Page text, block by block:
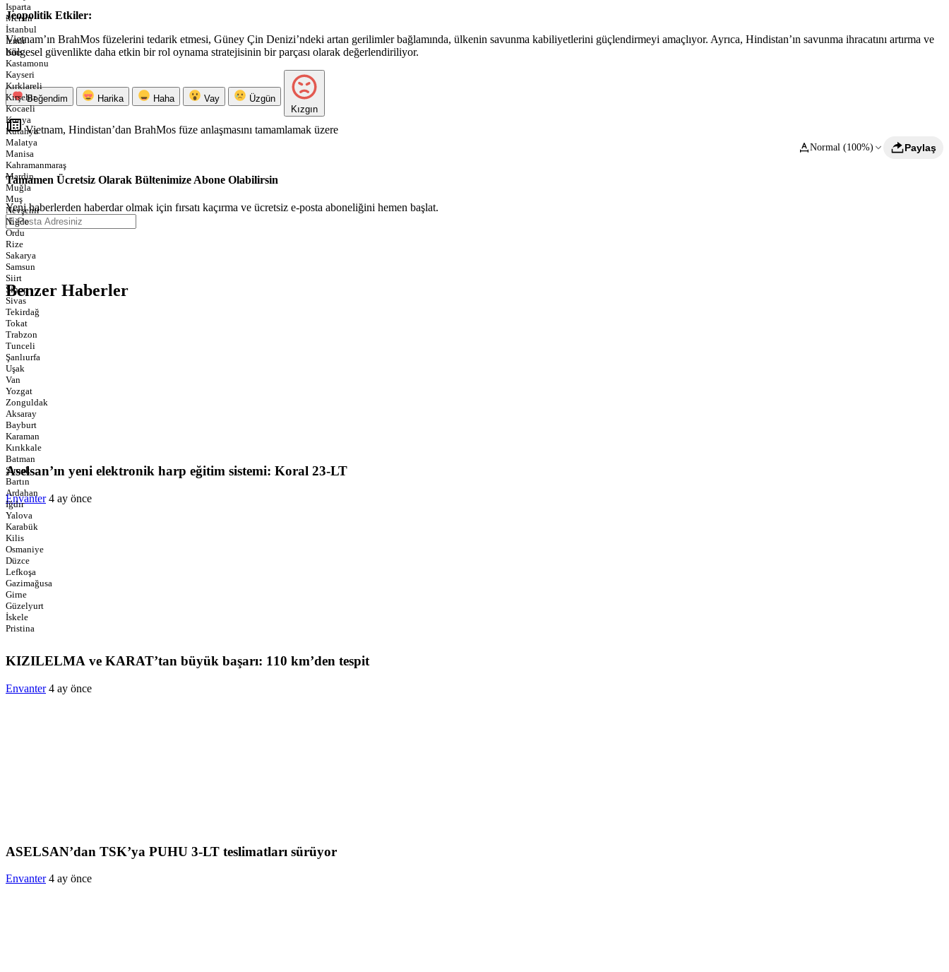
Isparta
Mersin
İstanbul
İzmir
Kars
Kastamonu
Kayseri
Kırklareli
Kırşehir
Kocaeli
Konya
Kütahya
Malatya
Manisa
Kahramanmaraş
Mardin
Muğla
Muş
Nevşehir
Niğde
Ordu
Rize
Sakarya
Samsun
Siirt
Sinop
Sivas
Tekirdağ
Tokat
Trabzon
Tunceli
Şanlıurfa
Uşak
Van
Yozgat
Zonguldak
Aksaray
Bayburt
Karaman
Kırıkkale
Batman
Şırnak
Bartın
Ardahan
Iğdır
Yalova
Karabük
Kilis
Osmaniye
Düzce
Lefkoşa
Gazimağusa
Girne
Güzelyurt
İskele
Pristina
Jeopolitik Etkiler:
Vietnam’ın BrahMos füzelerini tedarik etmesi, Güney Çin Denizi’ndeki artan gerilimler bağlamında, ülkenin savunma kabiliyetlerini güçlendirmeyi amaçlıyor. Ayrıca, Hindistan’ın savunma ihracatını artırma ve
bölgesel güvenlikte daha etkin bir rol oynama stratejisinin bir parçası olarak değerlendiriliyor.
Beğendim Harika Haha Vay
Üzgün
Kızgın
Vietnam, Hindistan’dan BrahMos füze anlaşmasını tamamlamak üzere
Normal (100%) Paylaş
Tamamen Ücretsiz Olarak Bültenimize Abone Olabilirsin
Yeni haberlerden haberdar olmak için fırsatı kaçırma ve ücretsiz e-posta aboneliğini hemen başlat.
Benzer Haberler
Aselsan’ın yeni elektronik harp eğitim sistemi: Koral 23-LT
Envanter 4 ay önce
KIZILELMA ve KARAT’tan büyük başarı: 110 km’den tespit
Envanter 4 ay önce
ASELSAN’dan TSK’ya PUHU 3-LT teslimatları sürüyor
Envanter 4 ay önce